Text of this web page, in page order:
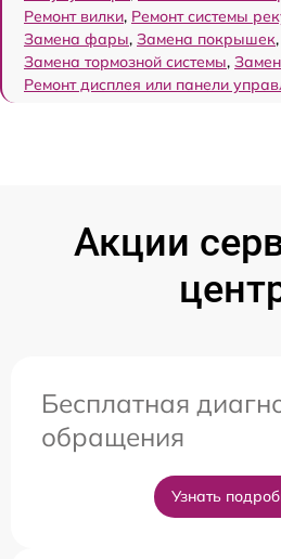
Ремонт вилки, Ремонт системы
Замена фары, Замена покрышек,
Замена тормозной системы,
Ремонт дисплея или панели
Акции
Бесплатная
обращения
Узнать